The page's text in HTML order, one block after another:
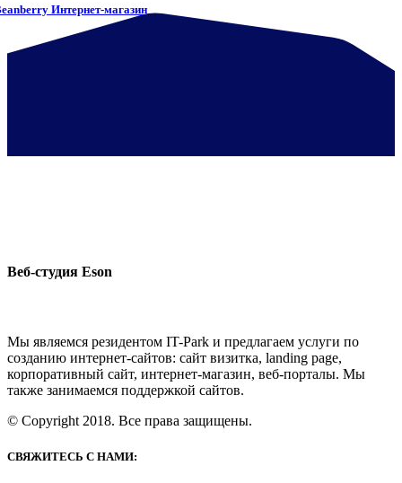
Интернет-магазин
Веб-студия Eson
Мы являемся резидентом IT-Park и предлагаем услуги по
созданию интернет-сайтов: сайт визитка, landing page,
корпоративный сайт, интернет-магазин, веб-порталы. Мы
также занимаемся поддержкой сайтов.
© Copyright 2018. Все права защищены.
СВЯЖИТЕСЬ С НАМИ: